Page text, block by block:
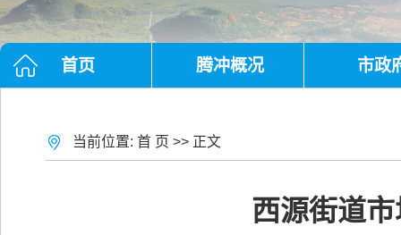
首页 腾冲概况 市政
当前位置: 首 页 >> 正文
西源街道